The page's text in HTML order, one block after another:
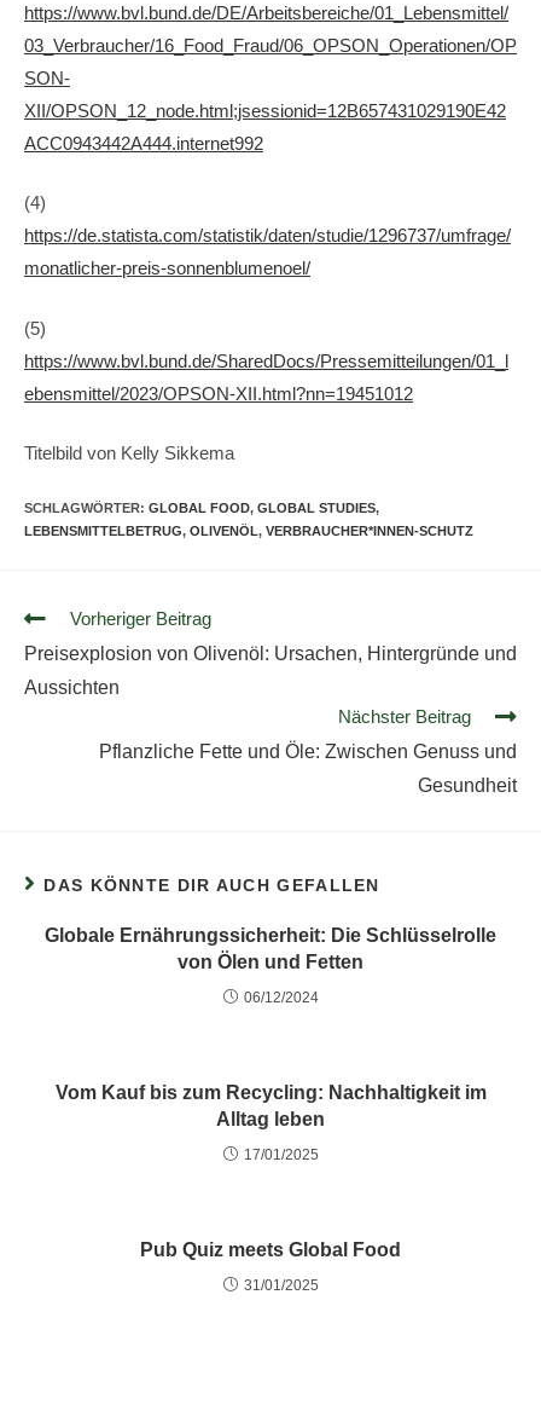
https://www.bvl.bund.de/DE/Arbeitsbereiche/01_Lebensmittel/
03_Verbraucher/16_Food_Fraud/06_OPSON_Operationen/OP
SON-
XII/OPSON_12_node.html;jsessionid=12B657431029190E42
ACC0943442A444.internet992
(4)
https://de.statista.com/statistik/daten/studie/1296737/umfrage/
monatlicher-preis-sonnenblumenoel/
(5)
https://www.bvl.bund.de/SharedDocs/Pressemitteilungen/01_l
ebensmittel/2023/OPSON-XII.html?nn=19451012
Titelbild von Kelly Sikkema
SCHLAGWÖRTER: GLOBAL FOOD, GLOBAL STUDIES,
LEBENSMITTELBETRUG, OLIVENÖL, VERBRAUCHER*INNEN-SCHUTZ
Vorheriger Beitrag
Preisexplosion von Olivenöl: Ursachen, Hintergründe und
Aussichten
Nächster Beitrag
Pflanzliche Fette und Öle: Zwischen Genuss und
Gesundheit
DAS KÖNNTE DIR AUCH GEFALLEN
Globale Ernährungssicherheit: Die Schlüsselrolle
von Ölen und Fetten
06/12/2024
Vom Kauf bis zum Recycling: Nachhaltigkeit im
Alltag leben
17/01/2025
Pub Quiz meets Global Food
31/01/2025